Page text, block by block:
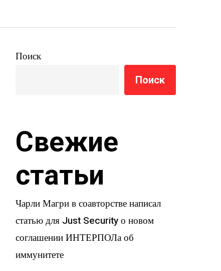
Поиск
Поиск
Свежие
статьи
Чарли Магри в соавторстве написал
статью для Just Security о новом
соглашении ИНТЕРПОЛа об
иммунитете